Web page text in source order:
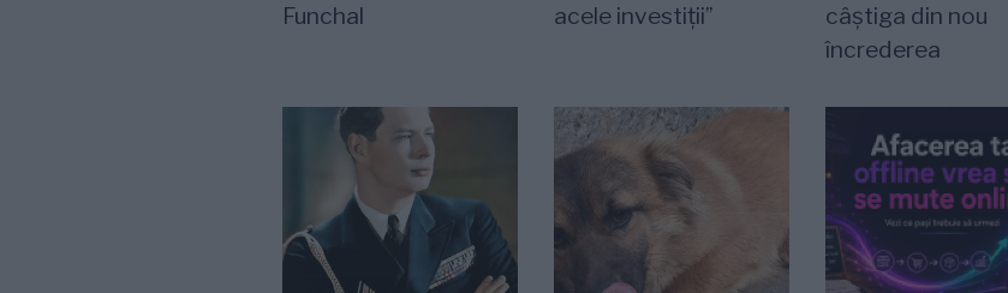
Funchal
acele investiții”
câștiga din nou
încrederea